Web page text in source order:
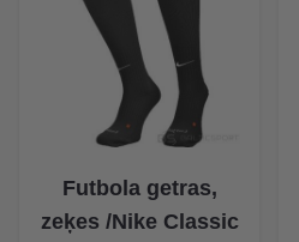
Futbola getras,
zeķes /Nike Classic